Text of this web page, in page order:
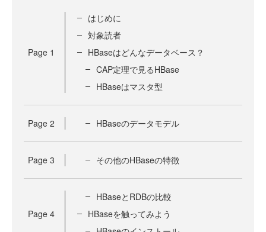
Page 1
はじめに
対象読者
HBaseはどんなデータベース？
CAP定理で見るHBase
HBaseはマスタ型
Page 2 HBaseのデータモデル
Page 3 その他のHBaseの特徴
Page 4
HBaseとRDBの比較
HBaseを触ってみよう